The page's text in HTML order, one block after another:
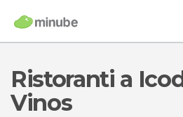
Ristoranti a Icod de los
Vinos